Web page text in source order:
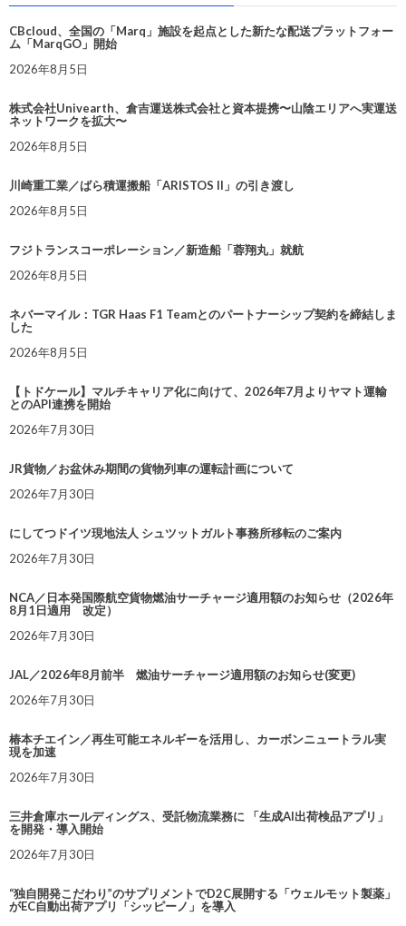
CBcloud、全国の「Marq」施設を起点とした新たな配送プラットフォー
ム「MarqGO」開始
2026年8月5日
株式会社Univearth、倉吉運送株式会社と資本提携〜山陰エリアへ実運送
ネットワークを拡大〜
2026年8月5日
川崎重工業／ばら積運搬船「ARISTOS II」の引き渡し
2026年8月5日
フジトランスコーポレーション／新造船「蓉翔丸」就航
2026年8月5日
ネバーマイル：TGR Haas F1 Teamとのパートナーシップ契約を締結しま
した
2026年8月5日
【トドケール】マルチキャリア化に向けて、2026年7月よりヤマト運輸
とのAPI連携を開始
2026年7月30日
JR貨物／お盆休み期間の貨物列車の運転計画について
2026年7月30日
にしてつドイツ現地法人 シュツットガルト事務所移転のご案内
2026年7月30日
NCA／日本発国際航空貨物燃油サーチャージ適用額のお知らせ（2026年
8月1日適用 改定）
2026年7月30日
JAL／2026年8月前半 燃油サーチャージ適用額のお知らせ(変更)
2026年7月30日
椿本チエイン／再生可能エネルギーを活用し、カーボンニュートラル実
現を加速
2026年7月30日
三井倉庫ホールディングス、受託物流業務に 「生成AI出荷検品アプリ」
を開発・導入開始
2026年7月30日
“独自開発こだわり”のサプリメントでD2C展開する「ウェルモット製薬」
がEC自動出荷アプリ「シッピーノ」を導入